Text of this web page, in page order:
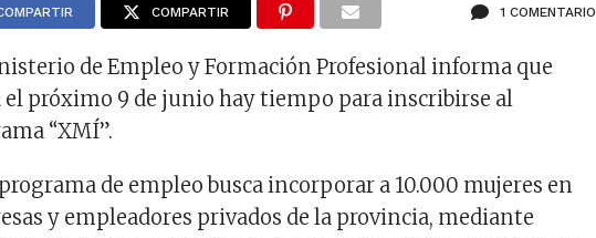
COMPARTIR 1 COMENTARIO
de Empleo y Formación Profesional informa que
el próximo 9 de junio hay tiempo para inscribirse al
“XMÍ”.
de empleo busca incorporar a 10.000 mujeres en
y empleadores privados de la provincia, mediante